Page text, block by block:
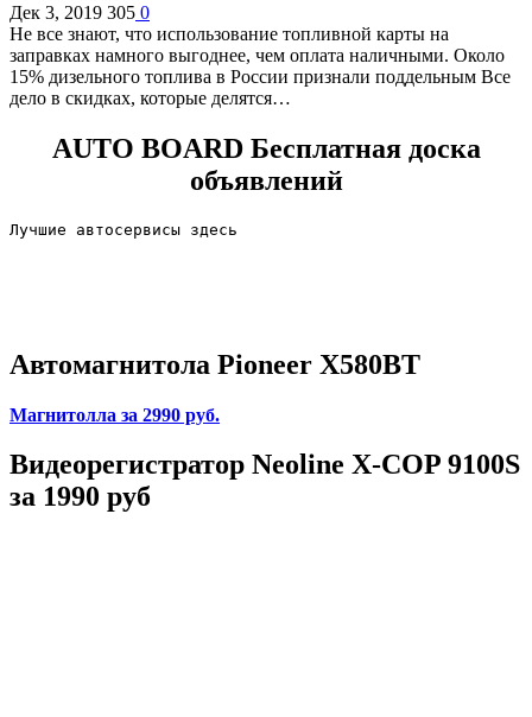
Дек 3, 2019 305 0
Не все знают, что использование топливной карты на
заправках намного выгоднее, чем оплата наличными. Около
15% дизельного топлива в России признали поддельным Все
дело в скидках, которые делятся…
AUTO BOARDБесплатная доска
объявлений
Лучшие автосервисы здесь
Автомагнитола Pioneer X580BT
Магнитолла за 2990 руб.
Видеорегистратор Neoline X-COP 9100S
за 1990 руб